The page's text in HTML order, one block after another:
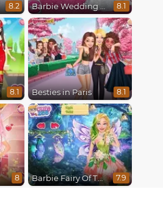
8.2 Barbie Wedding Fun 8.1
8.1 Besties in Paris 8.1
8 Barbie Fairy Of The Woods 7.9